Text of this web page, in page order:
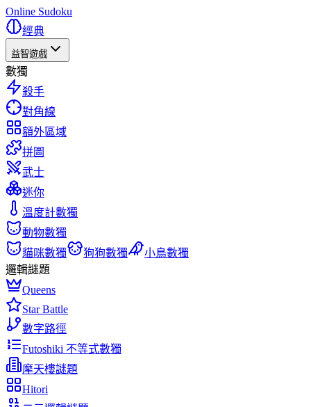
Online Sudoku
經典
益智遊戲
數獨
殺手
對角線
額外區域
拼圖
武士
迷你
溫度計數獨
動物數獨
貓咪數獨
狗狗數獨
小鳥數獨
邏輯謎題
Queens
Star Battle
數字路徑
Futoshiki 不等式數獨
摩天樓謎題
Hitori